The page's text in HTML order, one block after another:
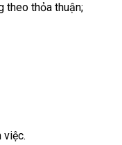
theo thỏa thuận;
việc.